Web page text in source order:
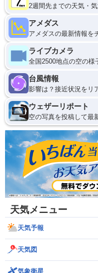
2週間先までの天気・
アメダス
アメダスの最新情報を
ライブカメラ
全国2500地点の空の様
台風情報
影響は？接近状況をリ
ウェザーリポート
空の写真を投稿して最
天気メニュー
天気予報
天気図
気象衛星